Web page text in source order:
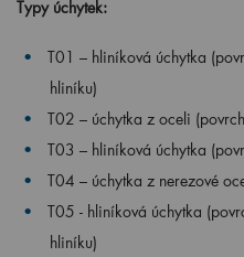
Typy úchytek:
T01 – hliníková úchytka
hliníku)
T02 – úchytka z oceli
T03 – hliníková úchytka
T04 – úchytka z nerezové
T05 - hliníková úchytka
hliníku)